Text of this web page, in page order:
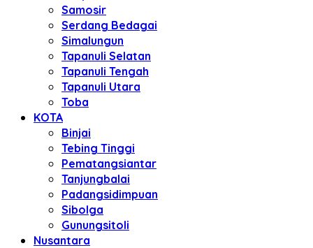
Samosir
Serdang Bedagai
Simalungun
Tapanuli Selatan
Tapanuli Tengah
Tapanuli Utara
Toba
KOTA
Binjai
Tebing Tinggi
Pematangsiantar
Tanjungbalai
Padangsidimpuan
Sibolga
Gunungsitoli
Nusantara